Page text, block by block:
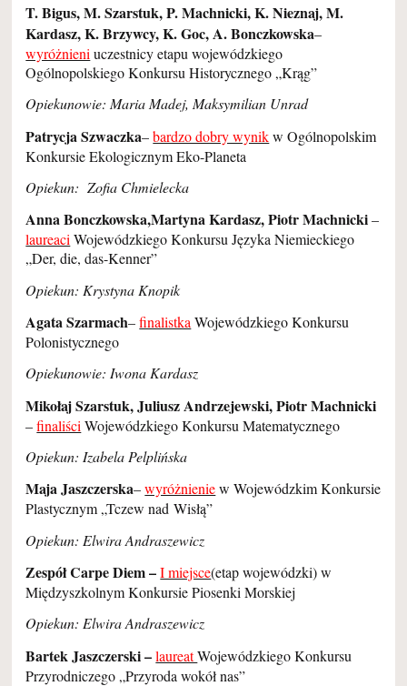
T. Bigus, M. Szarstuk, P. Machnicki, K. Nieznaj, M.
Kardasz, K. Brzywcy, K. Goc, A. Bonczkowska–
wyróżnieni uczestnicy etapu wojewódzkiego
Ogólnopolskiego Konkursu Historycznego „Krąg”
Opiekunowie: Maria Madej, Maksymilian Unrad
Patrycja Szwaczka–bardzo dobry wynikw Ogólnopolskim
Konkursie Ekologicznym Eko-Planeta
Opiekun: Zofia Chmielecka
Anna Bonczkowska,Martyna Kardasz, Piotr Machnicki–
laureaciWojewódzkiego Konkursu Języka Niemieckiego
„Der, die, das-Kenner”
Opiekun: Krystyna Knopik
Agata Szarmach–finalistka Wojewódzkiego Konkursu
Polonistycznego
Opiekunowie: Iwona Kardasz
Mikołaj Szarstuk, Juliusz Andrzejewski, Piotr Machnicki
–finaliści Wojewódzkiego Konkursu Matematycznego
Opiekun: Izabela Pelplińska
Maja Jaszczerska–wyróżnieniew Wojewódzkim Konkursie
Plastycznym „Tczew nad Wisłą”
Opiekun: Elwira Andraszewicz
Zespół Carpe Diem –I miejsce(etap wojewódzki) w
Międzyszkolnym Konkursie Piosenki Morskiej
Opiekun: Elwira Andraszewicz
Bartek Jaszczerski –laureatWojewódzkiego Konkursu
Przyrodniczego „Przyroda wokół nas”